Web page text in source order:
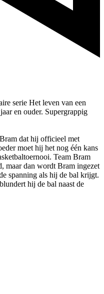
serie Het leven van een
en ouder. Supergrappig
dat hij officieel met
moet hij het nog één kans
Team Bram
maar dan wordt Bram ingezet
spanning als hij de bal krijgt.
hij de bal naast de